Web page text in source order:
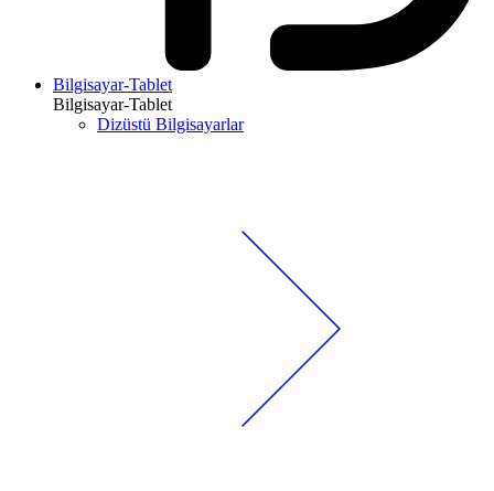
Bilgisayar-Tablet
Bilgisayar-Tablet
Dizüstü Bilgisayarlar